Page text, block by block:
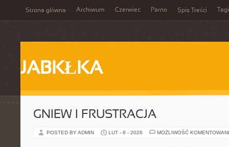
Strona główna Archiwum Czerwiec Parno Spis Treści Tagi
JABKŁKA
GNIEW I FRUSTRACJA
POSTED BY ADMIN LUT - 6 - 2026 MOŻLIWOŚĆ